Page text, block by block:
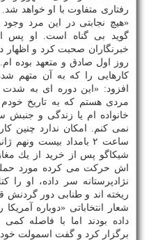
رفتاری متفاوت با او خواهد
گوید بی گناه است. او پس
خبرنگاران صحبت كرد و
روز اول صادق و متعهد بوده
كارهایی را كه به آن متهم
افزود: «این دوره ای به
مردی هستم كه به تاریخ
خانواده ام یا زندگی و جنبش
نمی كنم. امكان ندارد چنین
ساعت ۲ بامداد بیست
شیكاگو پس از خرید از یك
اش حركت می كرده مورد
نژادپرستانه سر داده، او را
ریخته اند و طنابی دور گردنش
شعار انتخاباتی «دوباره
داده بودند اما با فاصله
برگزار كرد و گفت اسمولت